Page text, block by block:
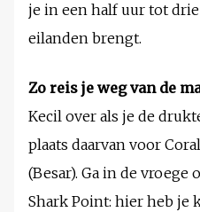
je in een half uur tot
eilanden brengt.
Zo reis je weg van de
Kecil over als je de
plaats daarvan voor
(Besar). Ga in de
Shark Point: hier heb je